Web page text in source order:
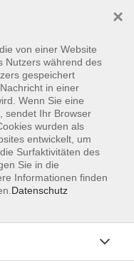
von einer Website
Nutzers während des
gespeichert
in einer
Wenn Sie eine
sendet Ihr Browser
wurden als
entwickelt, um
Surfaktivitäten des
Sie in die
Informationen finden
Datenschutz
×